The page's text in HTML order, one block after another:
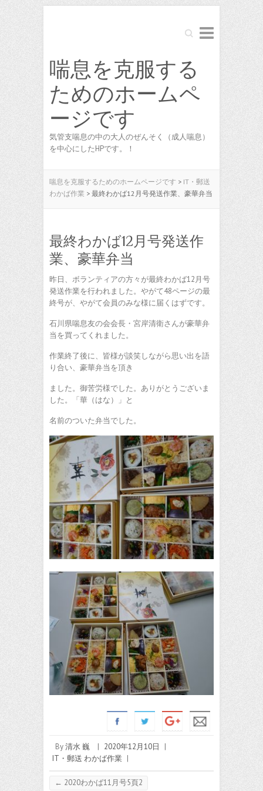
Search
喘息を克服する
ためのホームペ
ージです
気管支喘息の中の大人のぜんそく（成人喘息）
を中心にしたHPです。！
喘息を克服するためのホームページです > IT・郵送
わかば作業 > 最終わかば12月号発送作業、豪華弁当
最終わかば12月号発送作
業、豪華弁当
昨日、ボランティアの方々が最終わかば12月号
発送作業を行われました。やがて48ページの最
終号が、やがて会員のみな様に届くはずです。
石川県喘息友の会会長・宮岸清衛さんが豪華弁
当を買ってくれました。
作業終了後に、皆様が談笑しながら思い出を語
り合い、豪華弁当を頂き
ました。御苦労様でした。ありがとうございま
した。「華（はな）」と
名前のついた弁当でした。
By清水 巍 | 2020年12月10日
|
IT・郵送 わかば作業 |
← 2020わかば11月号5頁2